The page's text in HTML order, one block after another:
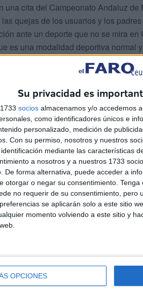
Su privacidad es
socios almacenamos y/o accedemos
como identificadores únicos e
personalizado, medición de
Con su permiso, nosotros y nuestros
mediante las características
a nosotros y a nuestros 1733
De forma alternativa, puede acceder a
otorgar o negar su consentimiento. Tenga
no requerir de su consentimiento, pero
se aplicarán solo a este sitio
momento volviendo a este sitio y
OPCIONES
cita del Campeonato Andaluz de
quejas de los usuarios y los
ante un deporte que no se mira en
es una modalidad deportiva normal
moto de cross.
tienen todo en regla puedan usar el
Pilotos